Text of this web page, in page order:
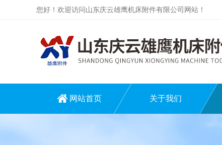
您好！欢迎访问山东庆云雄鹰机床附件有限公司网站！
网站首页 关于我们